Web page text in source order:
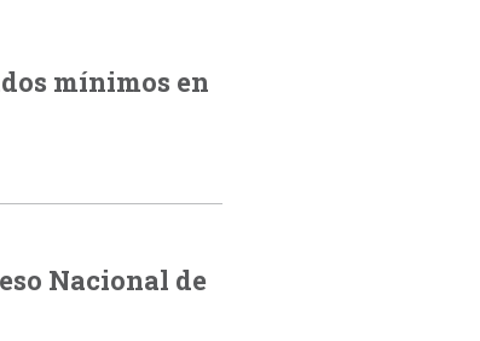
mínimos en
Nacional de